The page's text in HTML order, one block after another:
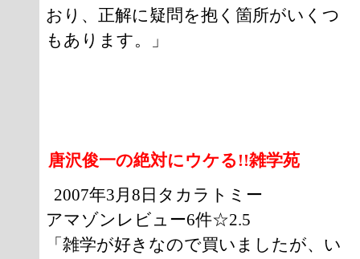
おり、正解に疑問を抱く箇所がいくつ
もあります。」
唐沢俊一の絶対にウケる!!雑学苑
2007年3月8日タカラトミー
アマゾンレビュー6件☆2.5
「雑学が好きなので買いましたが、い